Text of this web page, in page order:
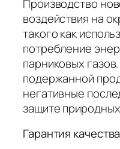
Производство
воздействия на
такого как
потребление
парниковых
подержанной
негативные
защите
Гарантия качества